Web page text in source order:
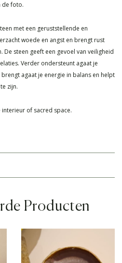
de foto.
met een geruststellende en
woede en angst en brengt rust
steen geeft een gevoel van veiligheid
Verder ondersteunt agaat je
agaat je energie in balans en helpt
zijn.
of sacred space.
Producten